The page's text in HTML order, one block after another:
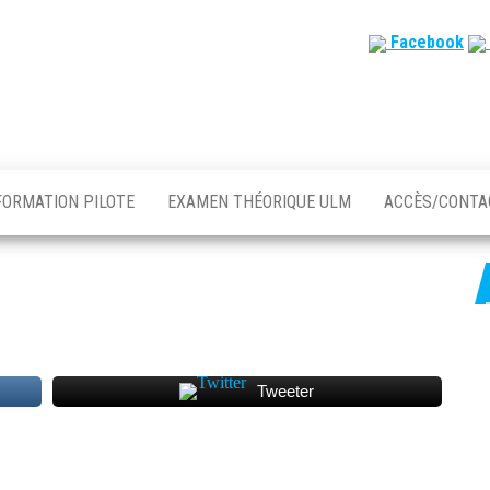
Facebook
PILOTE EXAMEN THÉORIQUE ULM ACCÈS/
Tweeter